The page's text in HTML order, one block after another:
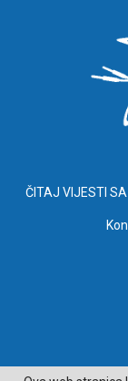
ČITAJ VIJESTI